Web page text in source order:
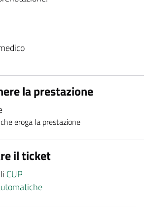
la prestazione
eroga la prestazione
il ticket
CUP